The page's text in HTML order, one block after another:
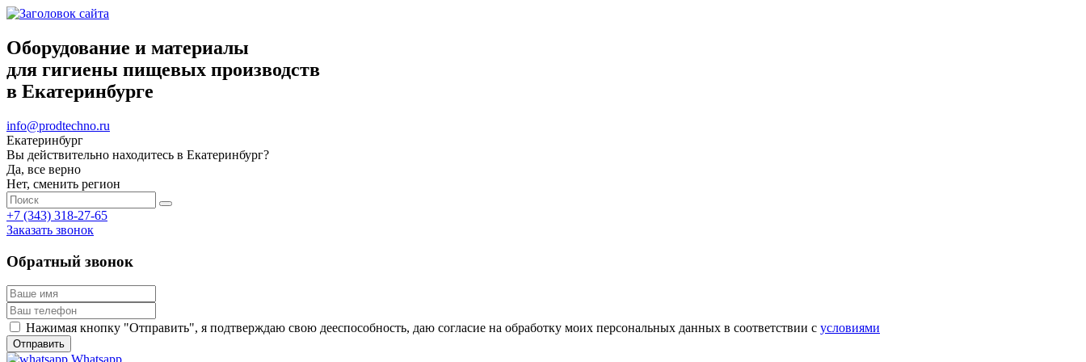
Оборудование и материалы
для гигиены пищевых производств
в Екатеринбурге
info@prodtechno.ru
Екатеринбург
Вы действительно находитесь в Екатеринбург?
Да, все верно
Нет, сменить регион
+7 (343) 318-27-65
Заказать звонок
Обратный звонок
Нажимая кнопку "Отправить", я подтверждаю свою дееспособность, даю согласие на обработку моих персональных данных в соответствии с условиями